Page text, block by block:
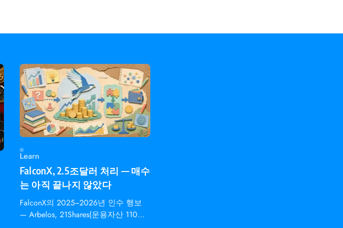
Learn
FalconX, 2.5조달러 처리 — 매수
는 아직 끝나지 않았다
FalconX의 2025~2026년 인수 행보
— Arbelos, 21Shares(운용자산 110억